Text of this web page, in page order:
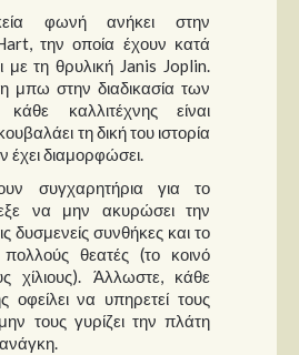
φωνή ανήκει στην
την οποία έχουν κατά
με τη θρυλική Janis Joplin.
στην διαδικασία των
καλλιτέχνης είναι
τη δική του ιστορία
έχει διαμορφώσει.
συγχαρητήρια για το
να μην ακυρώσει την
δυσμενείς συνθήκες και το
θεατές (το κοινό
χίλιους). Άλλωστε, κάθε
οφείλει να υπηρετεί τους
τους γυρίζει την πλάτη